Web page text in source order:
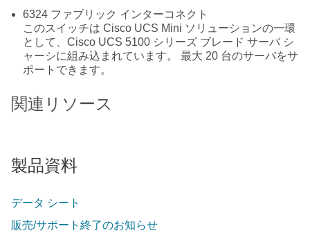
6324 ファブリック インターコネクト
このスイッチは Cisco UCS Mini ソリューションの一環
として、Cisco UCS 5100 シリーズ ブレード サーバ シ
ャーシに組み込まれています。 最大 20 台のサーバをサ
ポートできます。
関連リソース
製品資料
データ シート
販売/サポート終了のお知らせ